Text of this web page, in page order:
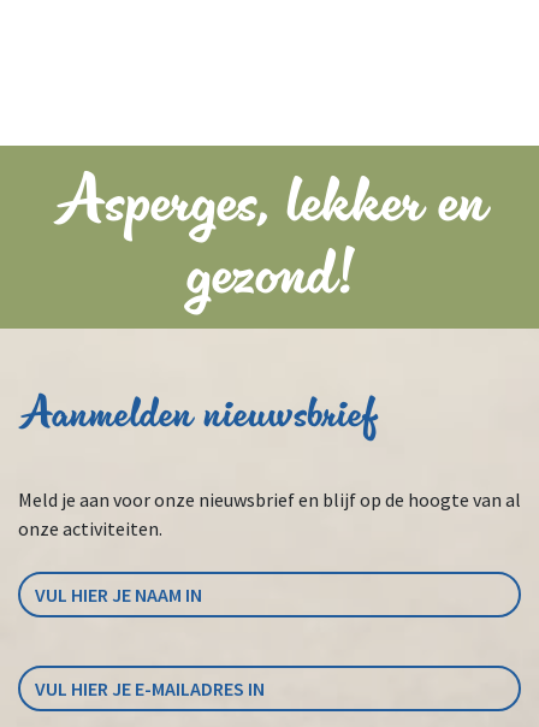
Asperges, lekker en
gezond!
Aanmelden nieuwsbrief
Meld je aan voor onze nieuwsbrief en blijf op de hoogte van al
onze activiteiten.